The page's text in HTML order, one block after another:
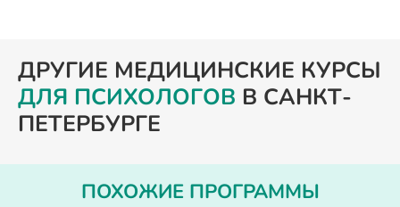
ДРУГИЕ МЕДИЦИНСКИЕ КУРСЫ
ДЛЯ ПСИХОЛОГОВ В САНКТ-
ПЕТЕРБУРГЕ
ПОХОЖИЕ ПРОГРАММЫ